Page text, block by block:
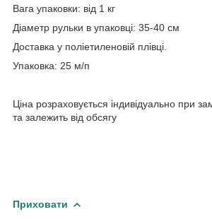
Вага упаковки: від 1 кг
Діаметр рульки в упаковці: 35-40 см
Доставка у поліетиленовій плівці.
Упаковка: 25 м/п
Ціна розраховується індивідуально при
та залежить від обсягу
Приховати